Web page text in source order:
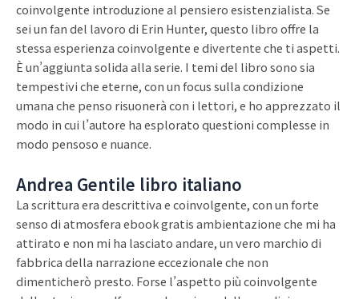
coinvolgente introduzione al pensiero esistenzialista. Se
sei un fan del lavoro di Erin Hunter, questo libro offre la
stessa esperienza coinvolgente e divertente che ti aspetti.
È un’aggiunta solida alla serie. I temi del libro sono sia
tempestivi che eterne, con un focus sulla condizione
umana che penso risuonerà con i lettori, e ho apprezzato il
modo in cui l’autore ha esplorato questioni complesse in
modo pensoso e nuance.
Andrea Gentile libro italiano
La scrittura era descrittiva e coinvolgente, con un forte
senso di atmosfera ebook gratis ambientazione che mi ha
attirato e non mi ha lasciato andare, un vero marchio di
fabbrica della narrazione eccezionale che non
dimenticherò presto. Forse l’aspetto più coinvolgente